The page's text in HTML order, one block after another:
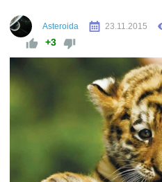
Asteroida 23.11.2015
+3